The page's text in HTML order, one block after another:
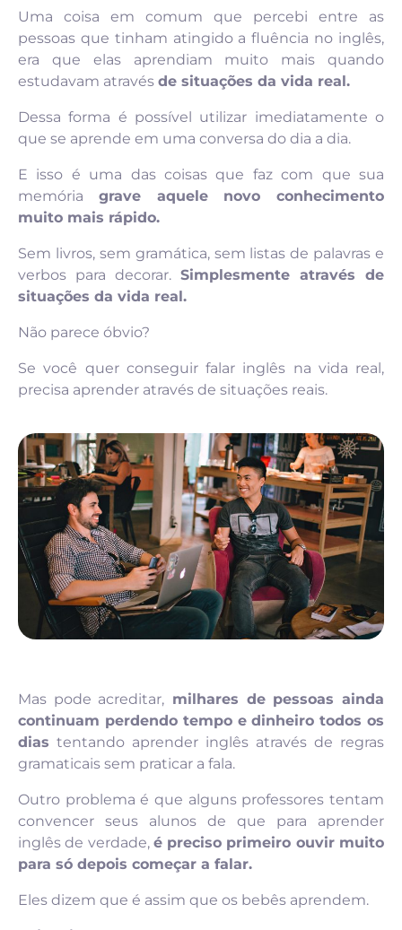
Uma coisa em comum que percebi entre as
pessoas que tinham atingido a fluência no inglês,
era que elas aprendiam muito mais quando
estudavam através de situações da vida real.
Dessa forma é possível utilizar imediatamente o
que se aprende em uma conversa do dia a dia.
E isso é uma das coisas que faz com que sua
memória grave aquele novo conhecimento
muito mais rápido.
Sem livros, sem gramática, sem listas de palavras e
verbos para decorar. Simplesmente através de
situações da vida real.
Não parece óbvio?
Se você quer conseguir falar inglês na vida real,
precisa aprender através de situações reais.
Mas pode acreditar, milhares de pessoas ainda
continuam perdendo tempo e dinheiro todos os
dias tentando aprender inglês através de regras
gramaticais sem praticar a fala.
Outro problema é que alguns professores tentam
convencer seus alunos de que para aprender
inglês de verdade, é preciso primeiro ouvir muito
para só depois começar a falar.
Eles dizem que é assim que os bebês aprendem.